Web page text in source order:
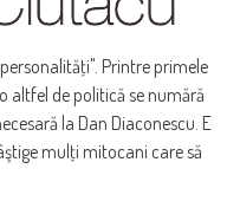
Printre primele
altfel de politică se numără
la Dan Diaconescu. E
mulţi mitocani care să